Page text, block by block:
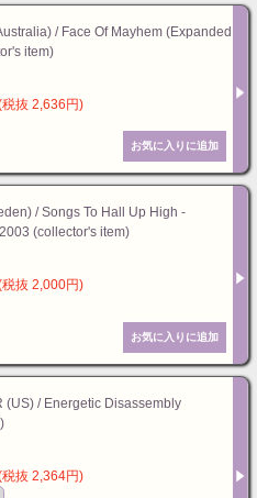
/ Face Of Mayhem (Expanded
item)
抜 2,636円)
/ Songs To Hall Up High -
(collector's item)
抜 2,000円)
(US) / Energetic Disassembly
抜 2,364円)